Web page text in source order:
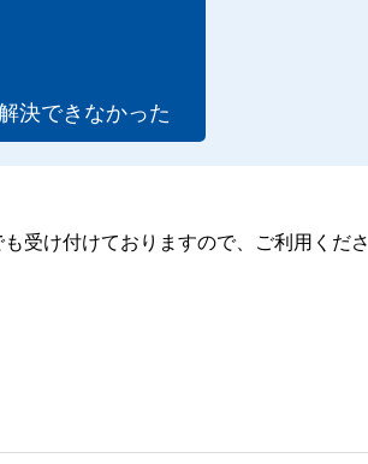
決できなかった
も受け付けておりますので、ご利用くださ